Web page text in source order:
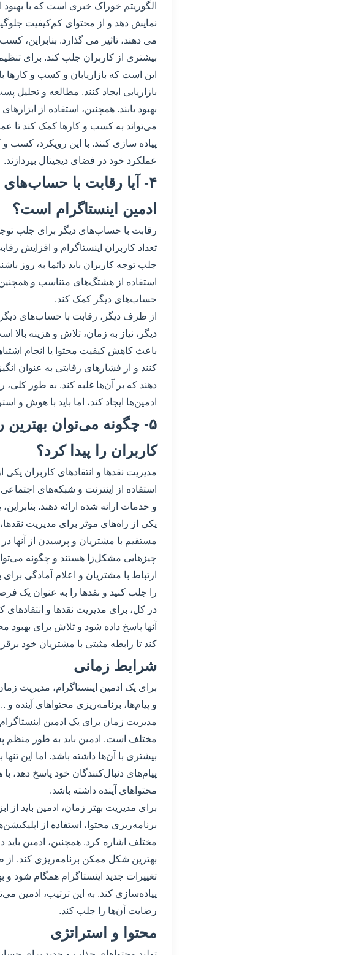
الگوریتم خوراک خبری است که با بهبود
نمایش دهد و از محتوای کم‌کیفیت
می دهند، تاثیر می گذارد. بنابراین،
بیشتری از کاربران جلب کند. برای
این است که بازاریابان و کسب و
بازاریابی ایجاد کنند. مطالعه و تحلیل
بهبود یابند. همچنین، استفاده از
می‌تواند به کسب و کارها کمک کند تا
پیاده سازی کنند. با این رویکرد، کسب و
عملکرد خود در فضای دیجیتال بپردازند.
۴- آیا رقابت با
ادمین اینستاگرام است؟
رقابت با حساب‌های دیگر برای جلب
تعداد کاربران اینستاگرام و افزایش
جلب توجه کاربران باید دائما به روز
استفاده از هشتگ‌های متناسب و همچنین
حساب‌های دیگر کمک کند.
از طرف دیگر، رقابت با حساب‌های
دیگر، نیاز به زمان، تلاش و هزینه
باعث کاهش کیفیت محتوا یا انجام
کنند و از فشارهای رقابتی به عنوان
دهند که بر آن‌ها غلبه کند. به طور
ادمین‌ها ایجاد کند، اما باید با هوش و
۵- چگونه می‌توان
کاربران را پیدا کرد؟
مدیریت نقدها و انتقادهای کاربران
استفاده از اینترنت و شبکه‌های
و خدمات ارائه شده ارائه دهند.
یکی از راه‌های موثر برای مدیریت
مستقیم با مشتریان و پرسیدن از آنها
چیزهایی مشکل‌زا هستند و چگونه
ارتباط با مشتریان و اعلام آمادگی
را جلب کنید و نقدها را به عنوان یک
در کل، برای مدیریت نقدها و
آنها پاسخ داده شود و تلاش برای
کند تا رابطه مثبتی با مشتریان خود
شرایط زمانی
برای یک ادمین اینستاگرام، مدیریت
و پیام‌ها، برنامه‌ریزی محتواهای آینده و
مدیریت زمان برای یک ادمین
مختلف است. ادمین باید به طور منظم
بیشتری با آن‌ها داشته باشد. اما این
پیام‌های دنبال‌کنندگان خود پاسخ دهد،
محتواهای آینده داشته باشد.
برای مدیریت بهتر زمان، ادمین باید از
برنامه‌ریزی محتوا، استفاده از
مختلف اشاره کرد. همچنین، ادمین
بهترین شکل ممکن برنامه‌ریزی کند. از
تغییرات جدید اینستاگرام همگام
پیاده‌سازی کند. به این ترتیب، ادمین
رضایت آن‌ها را جلب کند.
محتوا و استراتژی